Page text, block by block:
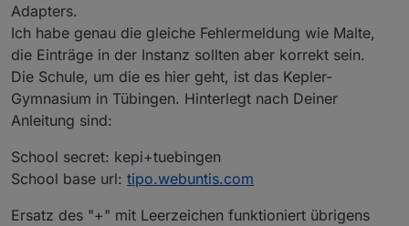
Adapters.
Ich habe genau die gleiche Fehlermeldung wie Malte,
die Einträge in der Instanz sollten aber korrekt sein.
Die Schule, um die es hier geht, ist das Kepler-
Gymnasium in Tübingen. Hinterlegt nach Deiner
Anleitung sind:
School secret: kepi+tuebingen
School base url: tipo.webuntis.com
Ersatz des "+" mit Leerzeichen funktioniert übrigens